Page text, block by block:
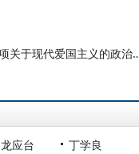
于京东：法国大革命中的祖国
龙应台 丁学良